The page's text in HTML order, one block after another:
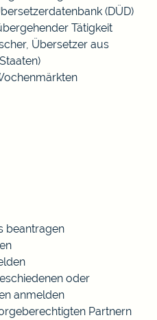
(DÜD)
Tätigkeit
Übersetzer aus
beantragen
oder
anmelden
Partnern